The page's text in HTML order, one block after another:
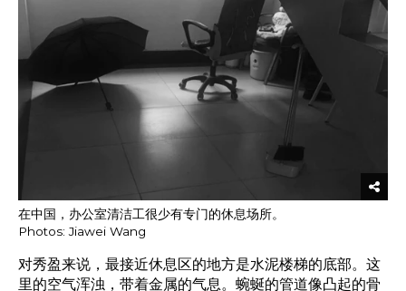
在中国，办公室清洁工很少有专门的休息场所。
Photos: Jiawei Wang
对秀盈来说，最接近休息区的地方是水泥楼梯的底部。这
里的空气浑浊，带着金属的气息。蜿蜒的管道像凸起的骨